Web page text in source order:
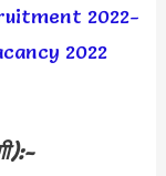
2022-
2022